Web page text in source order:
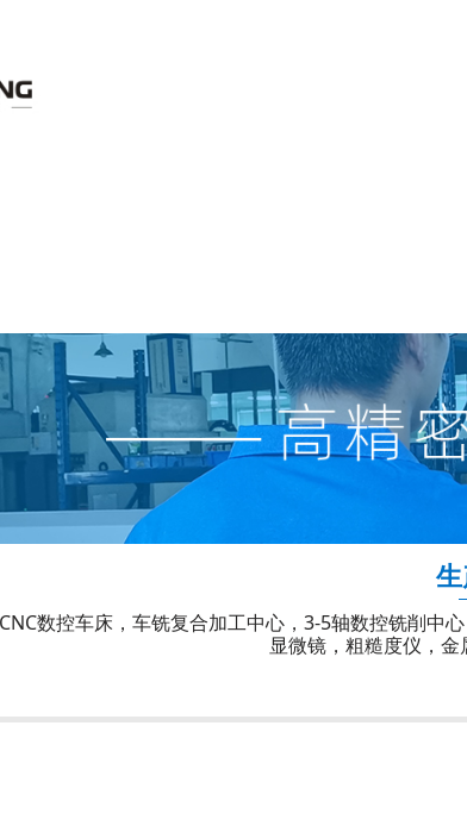
数控车床，车铣复合加工中心，3-5轴数控铣削中
显微镜，粗糙度仪，